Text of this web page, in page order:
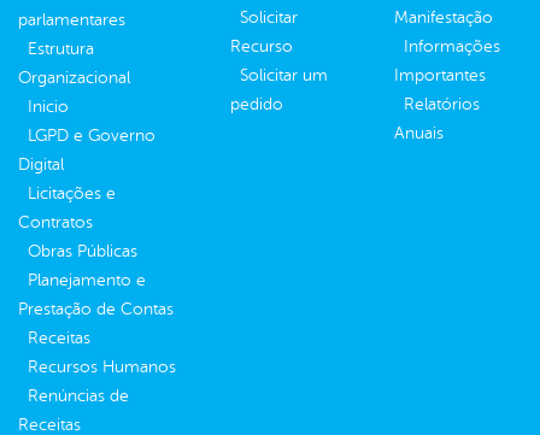
parlamentares
Estrutura
Organizacional
Inicio
LGPD e Governo
Digital
Licitações e
Contratos
Obras Públicas
Planejamento e
Prestação de Contas
Receitas
Recursos Humanos
Renúncias de
Receitas
Solicitar
Recurso
Solicitar um
pedido
Manifestação
Informações
Importantes
Relatórios
Anuais